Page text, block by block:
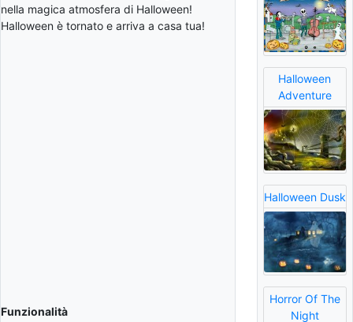
nella magica atmosfera di Halloween!
Halloween è tornato e arriva a casa tua!
Funzionalità
Halloween
Adventure
Halloween Dusk
Horror Of The
Night